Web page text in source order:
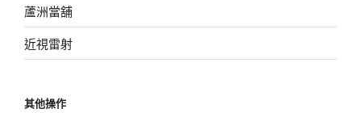
蘆洲當舖
近視雷射
其他操作